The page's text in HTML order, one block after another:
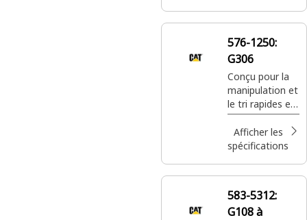
surface
576-1250:
G306
Conçu pour la
manipulation et
le tri rapides et
efficaces de
matériaux de
différentes
Afficher les
spécifications
583-5312:
G108 à